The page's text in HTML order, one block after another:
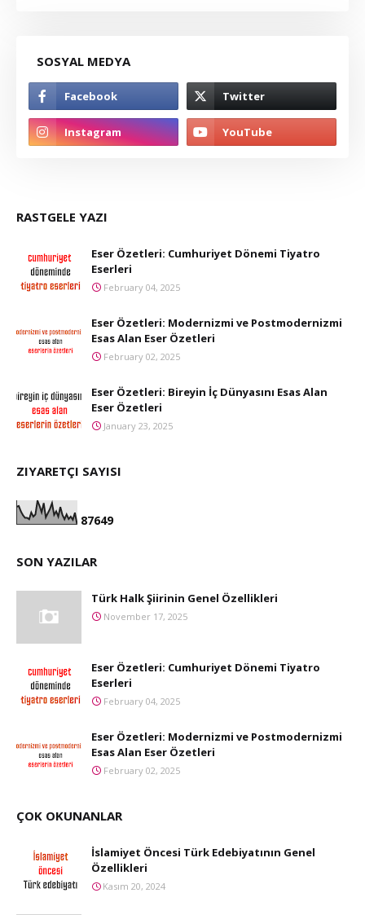
SOSYAL MEDYA
RASTGELE YAZI
Eser Özetleri: Cumhuriyet Dönemi Tiyatro
Eserleri
February 04, 2025
Eser Özetleri: Modernizmi ve Postmodernizmi
Esas Alan Eser Özetleri
February 02, 2025
Eser Özetleri: Bireyin İç Dünyasını Esas Alan
Eser Özetleri
January 23, 2025
ZIYARETÇI SAYISI
87649
SON YAZILAR
Türk Halk Şiirinin Genel Özellikleri
November 17, 2025
Eser Özetleri: Cumhuriyet Dönemi Tiyatro
Eserleri
February 04, 2025
Eser Özetleri: Modernizmi ve Postmodernizmi
Esas Alan Eser Özetleri
February 02, 2025
ÇOK OKUNANLAR
İslamiyet Öncesi Türk Edebiyatının Genel
Özellikleri
Kasım 20, 2024